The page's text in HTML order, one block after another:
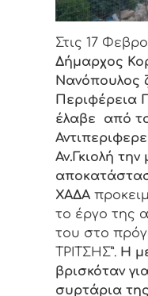
Στις 17
Δήμαρχος
Νανόπουλος
Περιφέρεια
έλαβε από
Αν.Γκιολή την
ΧΑΔΑ
το έργο της
του στο
ΤΡΙΤΣΗΣ”. Η
βρισκόταν
συρτάρια